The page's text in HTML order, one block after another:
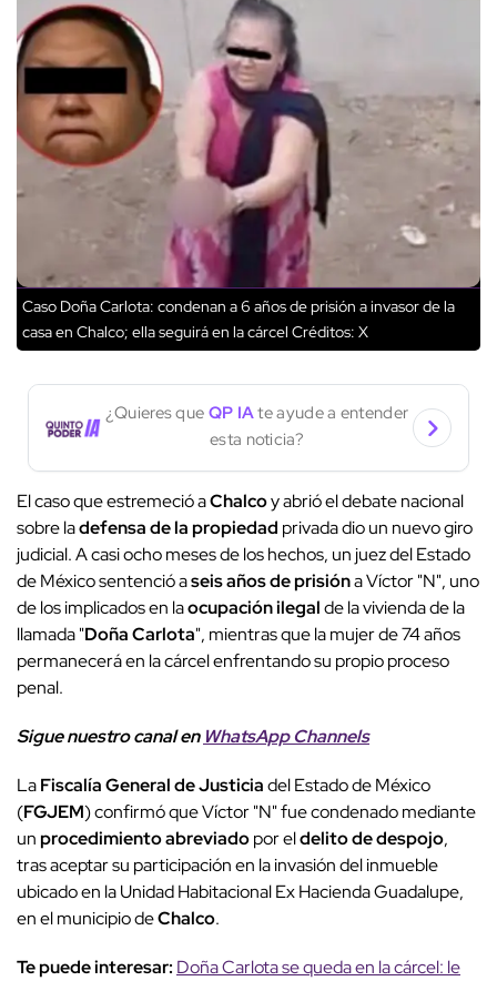
Caso Doña Carlota: condenan a 6 años de prisión a invasor de la
casa en Chalco; ella seguirá en la cárcel Créditos: X
¿Quieres que QP IAte ayude a entender
esta noticia?
El caso que estremeció aChalcoy abrió el debate nacional
sobre ladefensa de la propiedad privada dio un nuevo giro
judicial. A casi ocho meses de los hechos, un juez del Estado
de México sentenció aseis años de prisióna Víctor "N", uno
de los implicados en laocupación ilegalde la vivienda de la
llamada "Doña Carlota", mientras que la mujer de 74 años
permanecerá en la cárcel enfrentando su propio proceso
penal.
Sigue nuestro canal en WhatsApp Channels
LaFiscalía General de Justiciadel Estado de México
(FGJEM) confirmó que Víctor "N" fue condenado mediante
unprocedimiento abreviadopor eldelito de despojo,
tras aceptar su participación en la invasión del inmueble
ubicado en la Unidad Habitacional Ex Hacienda Guadalupe,
en el municipio deChalco.
Te puede interesar: Doña Carlota se queda en la cárcel: le